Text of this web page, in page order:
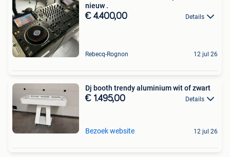
nieuw .
€ 4.400,00 Details
Rebecq-Rognon 12 jul 26
Dj booth trendy aluminium wit of zwart
€ 1.495,00 Details
Bezoek website 12 jul 26